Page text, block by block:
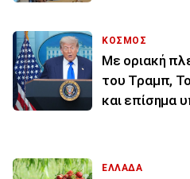
ΚΟΣΜΟΣ
Με οριακή
του Τραμπ,
και επίσημα
ΕΛΛΑΔΑ